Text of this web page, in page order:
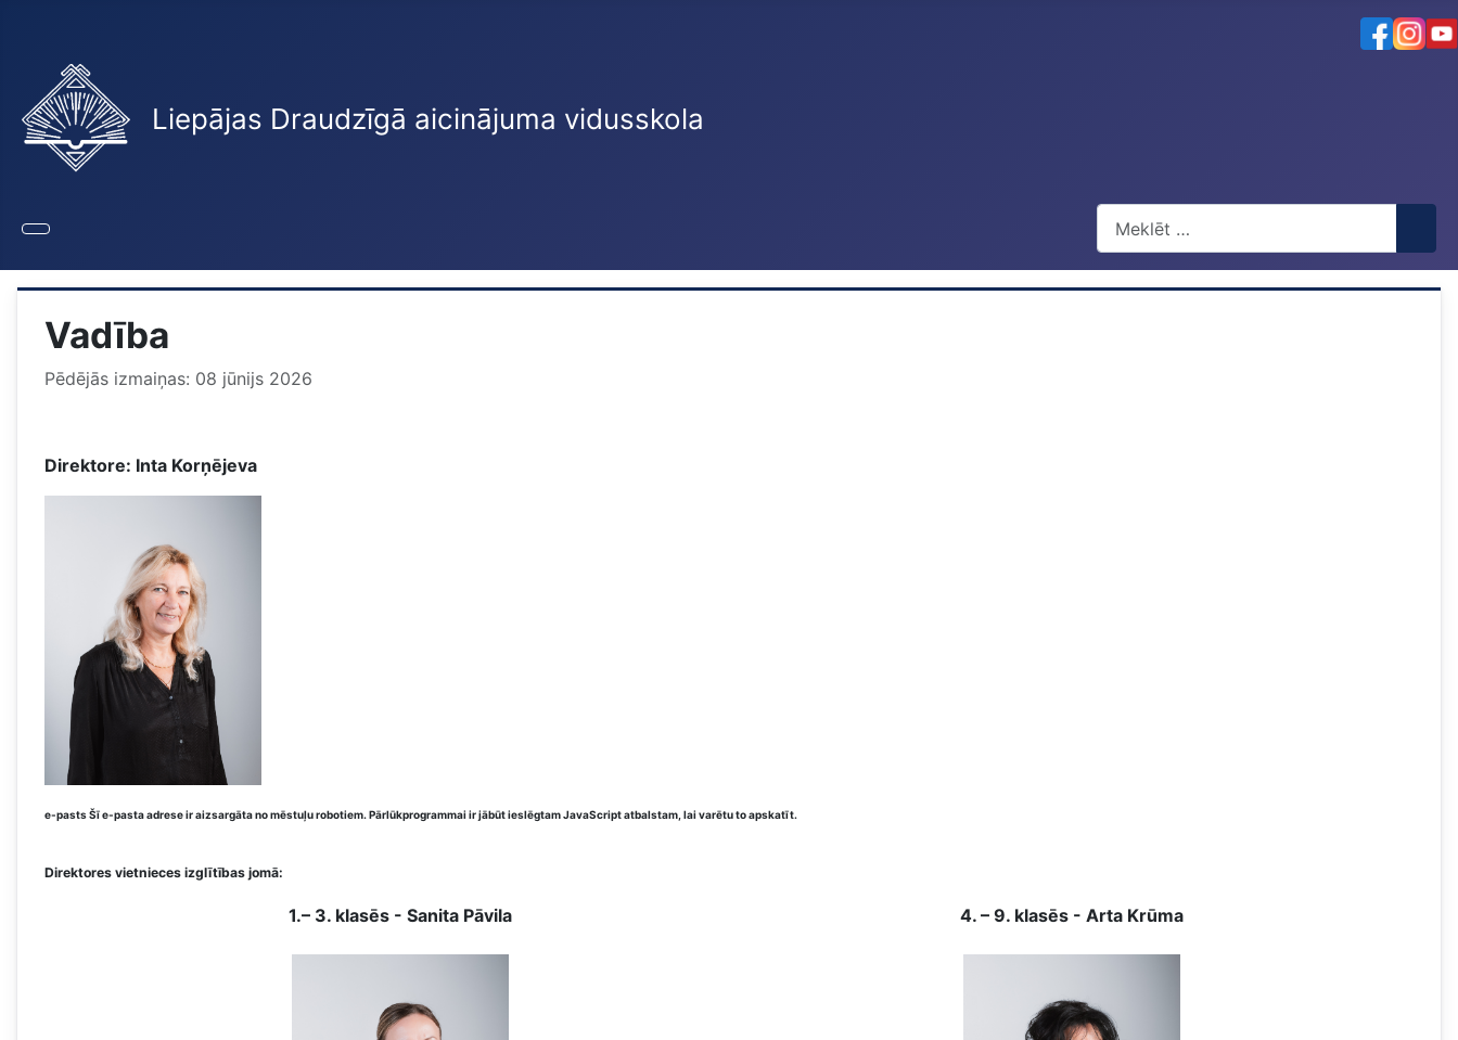
Liepājas Draudzīgā aicinājuma vidusskola
Vadība
Pēdējās izmaiņas: 08 jūnijs 2026
Direktore: Inta Korņējeva
e-pastsŠī e-pasta adrese ir aizsargāta no mēstuļu robotiem. Pārlūkprogrammai ir jābūt ieslēgtam JavaScript atbalstam, lai varētu to apskatīt.
Direktores vietnieces izglītības jomā:
1.– 3. klasēs - Sanita Pāvila 4. – 9. klasēs - Arta Krūma